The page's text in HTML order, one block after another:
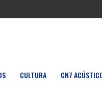
CULTURA CN7